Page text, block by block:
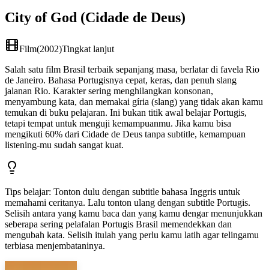
City of God (Cidade de Deus)
Film(2002)Tingkat lanjut
Salah satu film Brasil terbaik sepanjang masa, berlatar di favela Rio
de Janeiro. Bahasa Portugisnya cepat, keras, dan penuh slang
jalanan Rio. Karakter sering menghilangkan konsonan,
menyambung kata, dan memakai gíria (slang) yang tidak akan kamu
temukan di buku pelajaran. Ini bukan titik awal belajar Portugis,
tetapi tempat untuk menguji kemampuanmu. Jika kamu bisa
mengikuti 60% dari Cidade de Deus tanpa subtitle, kemampuan
listening-mu sudah sangat kuat.
Tips belajar: Tonton dulu dengan subtitle bahasa Inggris untuk
memahami ceritanya. Lalu tonton ulang dengan subtitle Portugis.
Selisih antara yang kamu baca dan yang kamu dengar menunjukkan
seberapa sering pelafalan Portugis Brasil memendekkan dan
mengubah kata. Selisih itulah yang perlu kamu latih agar telingamu
terbiasa menjembataninya.